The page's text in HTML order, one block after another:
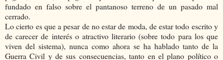
fundado en falso sobre el pantanoso terreno de un pasado mal
cerrado.
Lo cierto es que a pesar de no estar de moda, de estar todo escrito y
de carecer de interés o atractivo literario (sobre todo para los que
viven del sistema), nunca como ahora se ha hablado tanto de la
Guerra Civil y de sus consecuencias, tanto en el plano político o